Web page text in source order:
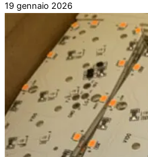
19 gennaio 2026